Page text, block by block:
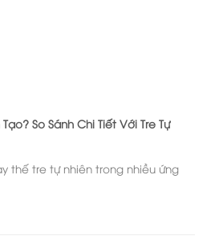
So Sánh Chi Tiết Với Tre Tự
thế tre tự nhiên trong nhiều ứng